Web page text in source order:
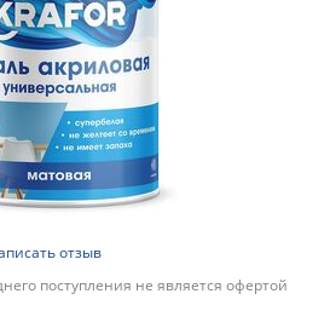
отзыв
поступления не является офертой